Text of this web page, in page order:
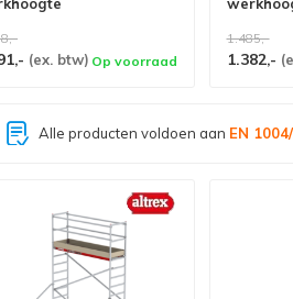
(ex. btw) Op voorraad
1.485,-
1.382,-
Grootste assortiment van